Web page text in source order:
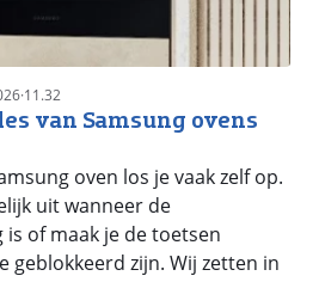
·11.32
van Samsung ovens
oven los je vaak zelf op.
uit wanneer de
of maak je de toetsen
geblokkeerd zijn. Wij zetten in